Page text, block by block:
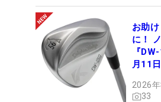
お助
に！
『
月11
2026
33